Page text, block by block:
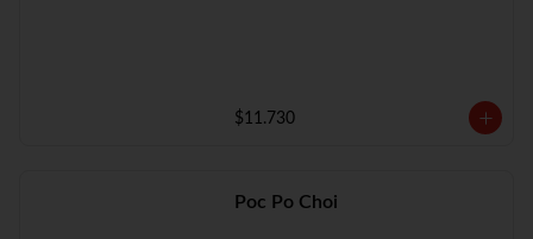
$11.730
Poc Po Choi